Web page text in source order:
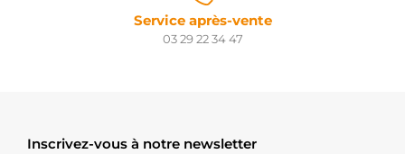
Service après-vente
03 29 22 34 47
Inscrivez-vous à notre newsletter